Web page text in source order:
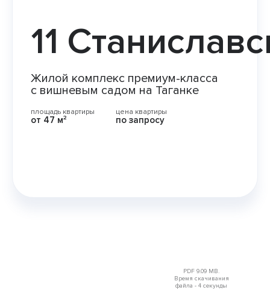
11
Жилой комплекс премиум-класса
с вишневым садом на Таганке
площадь квартиры
от 47 м²
цена квартиры
по запросу
PDF 9.09 MB.
Время скачивания
файла - 4 секунды